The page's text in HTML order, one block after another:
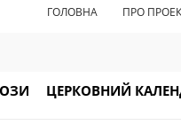
ГОЛОВНА ПРО
ЦЕРКОВНИЙ